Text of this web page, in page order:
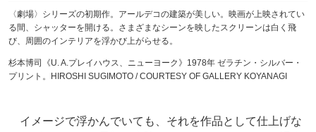
〈劇場〉シリーズの初期作。アールデコの建築が美しい。映画が上映されてい
る間、シャッターを開ける。さまざまなシーンを映したスクリーンは白く飛
び、周囲のインテリアを浮かび上がらせる。
杉本博司《U. A.プレイハウス、ニューヨーク》1978年 ゼラチン・シルバー・
プリント。HIROSHI SUGIMOTO / COURTESY OF GALLERY KOYANAGI
イメージで浮かんでいても、それを作品として仕上げな